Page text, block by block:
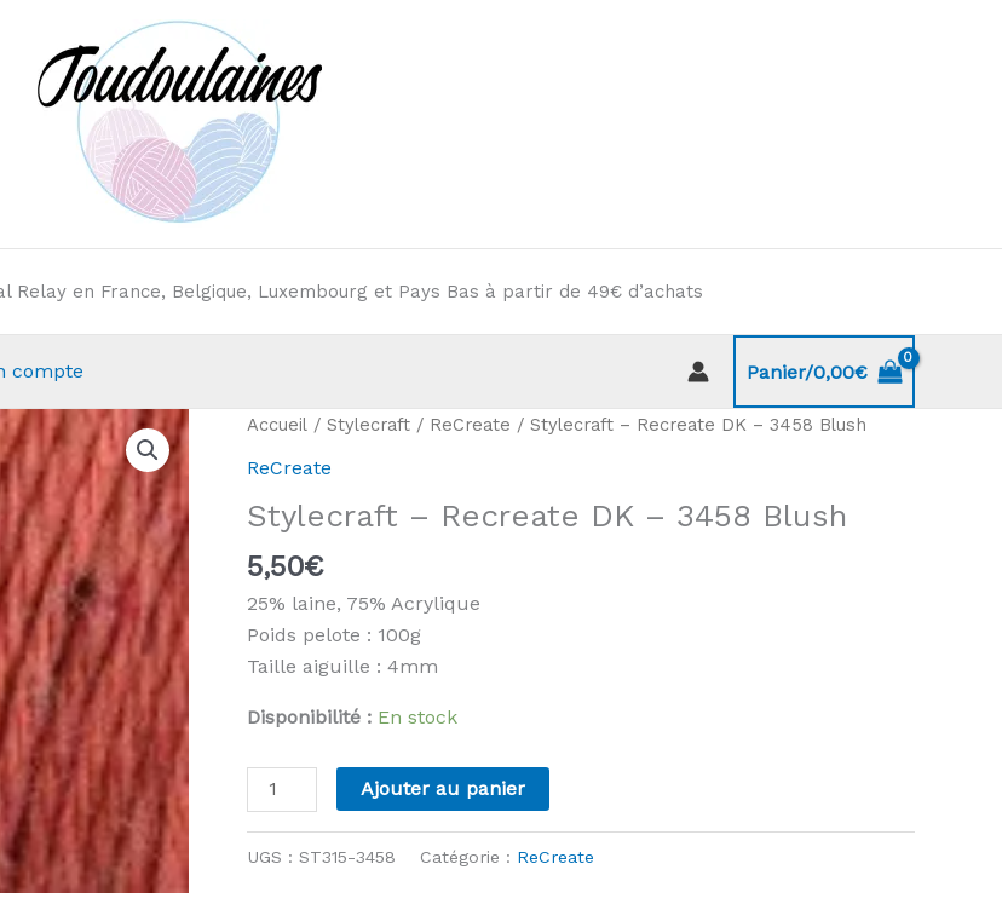
en France, Belgique, Luxembourg et Pays Bas à partir de 49€ d’achats
compte Panier/0,00€
Accueil / Stylecraft / ReCreate / Stylecraft – Recreate DK – 3458 Blush
ReCreate
Stylecraft – Recreate DK – 3458 Blush
5,50€
25% laine, 75% Acrylique
Poids pelote : 100g
Taille aiguille : 4mm
Disponibilité : En stock
quantité
de
Ajouter au panier
UGS : ST315-3458 Catégorie : ReCreate